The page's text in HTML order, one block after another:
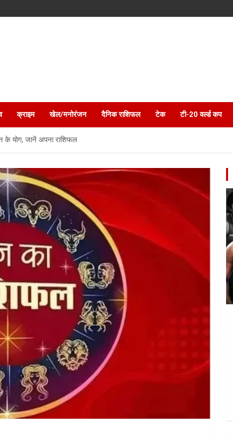
क्राइम खेल/मनोरंजन दैनिक राशिफल टेक टी-20 वर्ल्ड कप
के योग, जानें अपना राशिफल